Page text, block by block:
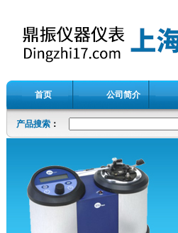
首页 公司简介
产品搜索 ：